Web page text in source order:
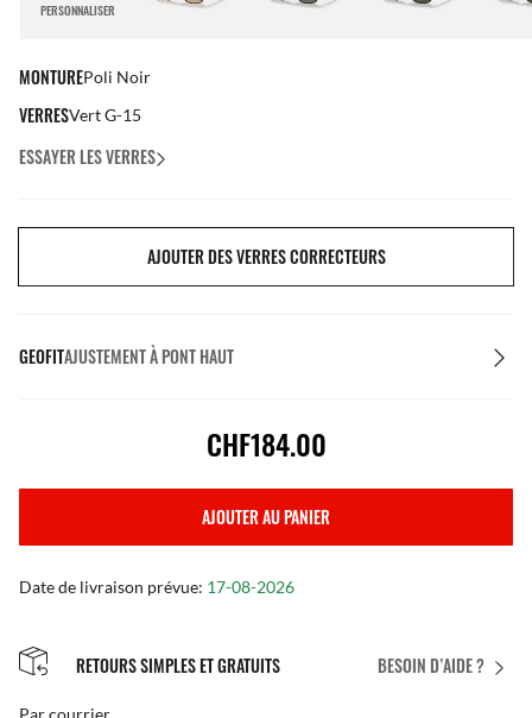
PERSONNALISER
MONTUREPoli Noir
VERRESVert G-15
ESSAYER LES VERRES
AJOUTER DES VERRES CORRECTEURS
GEOFITAJUSTEMENT À PONT HAUT
CHF184.00
AJOUTER AU PANIER
Date de livraison prévue: 17-08-2026
BESOIN D’AIDE ?
RETOURS SIMPLES ET GRATUITS